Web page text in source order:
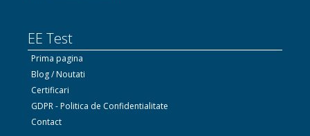
EE Test
Prima pagina
Blog / Noutati
Certificari
GDPR - Politica de Confidentialitate
Contact